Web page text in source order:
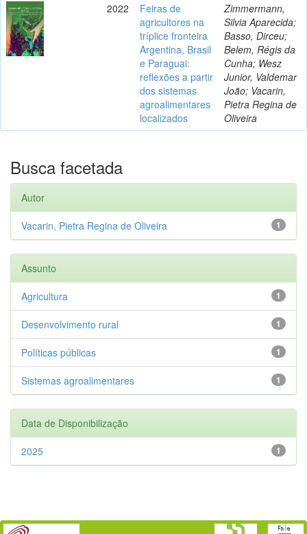
2022
Feiras de
agricultores na
tríplice fronteira
Argentina, Brasil
e Paraguai:
reflexões a partir
dos sistemas
agroalimentares
localizados
Zimmermann,
Silvia Aparecida;
Basso, Dirceu;
Belem, Régis da
Cunha; Wesz
Junior, Valdemar
João; Vacarin,
Pietra Regina de
Oliveira
Busca facetada
Autor
1
Vacarin, Pietra Regina de Oliveira
Assunto
1
Agricultura
1
Desenvolvimento rural
1
Políticas públicas
1
Sistemas agroalimentares
Data de Disponibilização
1
2025